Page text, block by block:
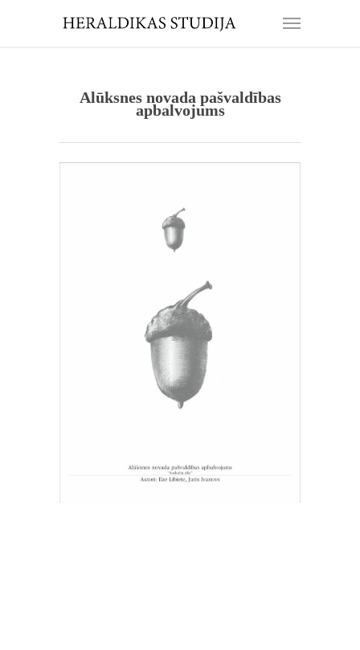
Alūksnes novada pašvaldības
apbalvojums